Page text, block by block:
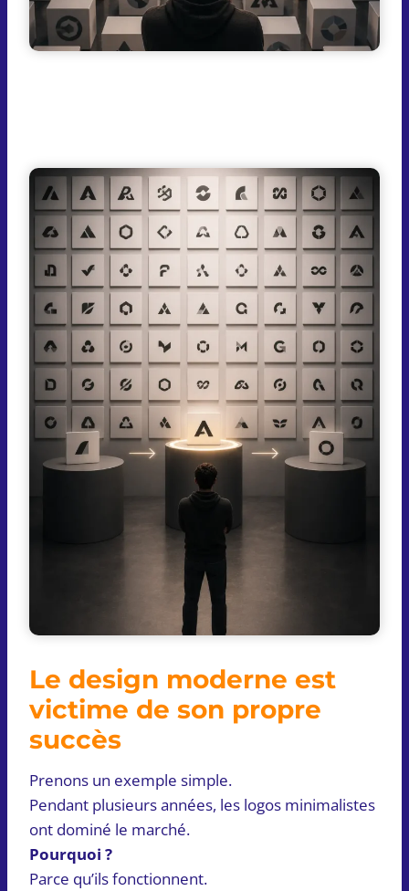
Le design moderne est
victime de son propre
succès
Prenons un exemple simple.
Pendant plusieurs années, les logos minimalistes
ont dominé le marché.
Pourquoi ?
Parce qu’ils fonctionnent.